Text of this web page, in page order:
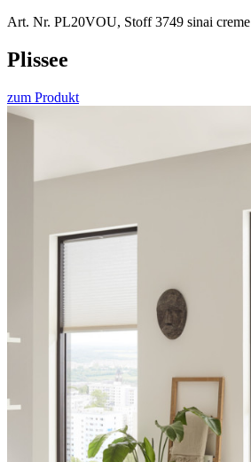
Art. Nr. PL20VOU, Stoff 3749 sinai creme
Plissee
zum Produkt